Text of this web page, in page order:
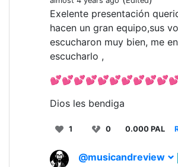
Exelente presentación
hacen un gran equipo,sus
escucharon muy bien, me
escucharlo ,
Dios les bendiga
1 0 0.000 PAL
@musicandreview